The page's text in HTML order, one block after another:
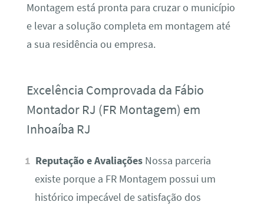
Montagem está pronta para cruzar o município
e levar a solução completa em montagem até
a sua residência ou empresa.
Excelência Comprovada da Fábio
Montador RJ (FR Montagem) em
Inhoaíba RJ
Reputação e Avaliações Nossa parceria
existe porque a FR Montagem possui um
histórico impecável de satisfação dos